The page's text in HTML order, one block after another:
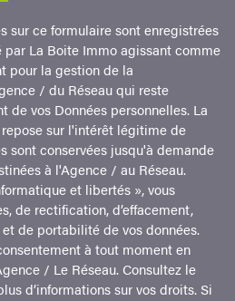
sur ce formulaire sont enregistrées
La Boite Immo agissant comme
pour la gestion de la
/ du Réseau qui reste
de vos Données personnelles. La
sur l'intérêt légitime de
sont conservées jusqu'à demande
à l'Agence / au Réseau.
et libertés », vous
de rectification, d’effacement,
de portabilité de vos données.
à tout moment en
/ Le Réseau. Consultez le
d’informations sur vos droits. Si